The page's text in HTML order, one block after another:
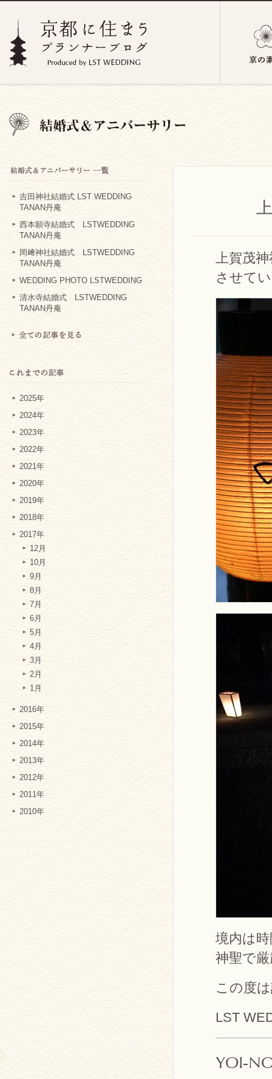
吉田神社結婚式 LST WEDDING
TANAN丹庵
西本願寺結婚式 LSTWEDDING
TANAN丹庵
岡﨑神社結婚式 LSTWEDDING
TANAN丹庵
WEDDING PHOTO LSTWEDDING
清水寺結婚式 LSTWEDDING
TANAN丹庵
2025年
2024年
2023年
2022年
2021年
2020年
2019年
2018年
2017年
12月
10月
9月
8月
7月
6月
5月
4月
3月
2月
1月
2016年
2015年
2014年
2013年
2012年
2011年
2010年
上賀茂
させて
境内は
神聖で
この度
LST
YOI-